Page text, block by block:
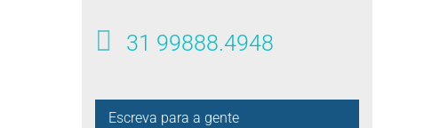
31 99888.4948
Escreva para a gente